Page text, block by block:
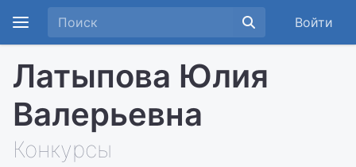
Войти
Латыпова Юлия
Валерьевна
Конкурсы